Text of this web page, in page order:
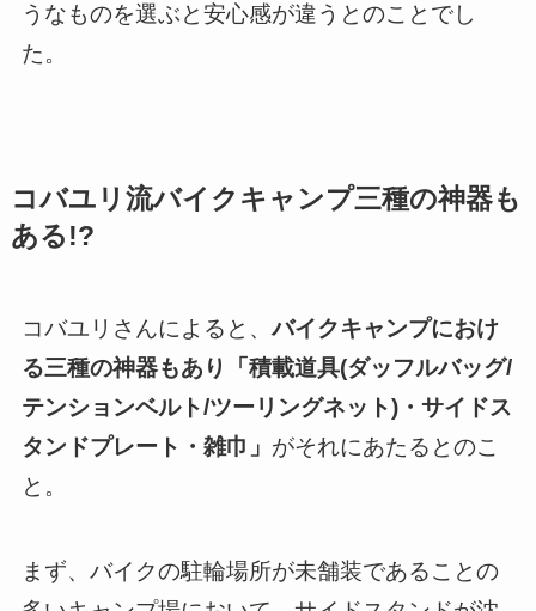
うなものを選ぶと安心感が違うとのことでし
た。
コバユリ流バイクキャンプ三種の神器も
ある!?
コバユリさんによると、バイクキャンプにおけ
る三種の神器もあり「積載道具(ダッフルバッグ/
テンションベルト/ツーリングネット)・サイドス
タンドプレート・雑巾」 がそれにあたるとのこ
と。
まず、バイクの駐輪場所が未舗装であることの